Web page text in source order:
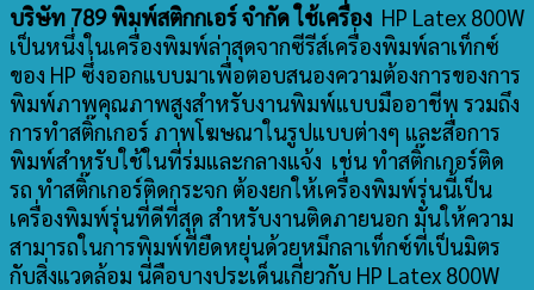
บริษัท 789 พิมพ์สติกกเอร์ จำกัด ใช้เครื่อง HP Latex 800W
เป็นหนึ่งในเครื่องพิมพ์ล่าสุดจากซีรีส์เครื่องพิมพ์ลาเท็กซ์
ของ HP ซึ่งออกแบบมาเพื่อตอบสนองความต้องการของการ
พิมพ์ภาพคุณภาพสูงสำหรับงานพิมพ์แบบมืออาชีพ รวมถึง
การทำสติ๊กเกอร์ ภาพโฆษณาในรูปแบบต่างๆ และสื่อการ
พิมพ์สำหรับใช้ในที่ร่มและกลางแจ้ง เช่น ทำสติ๊กเกอร์ติด
รถ ทำสติ๊กเกอร์ติดกระจก ต้องยกให้เครื่องพิมพ์รุ่นนี้เป็น
เครื่องพิมพ์รุ่นที่ดีที่สุด สำหรับงานติดภายนอก มันให้ความ
สามารถในการพิมพ์ที่ยืดหยุ่นด้วยหมึกลาเท็กซ์ที่เป็นมิตร
กับสิ่งแวดล้อม นี่คือบางประเด็นเกี่ยวกับ HP Latex 800W